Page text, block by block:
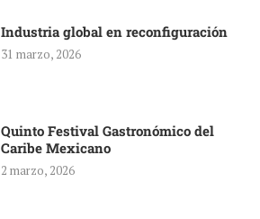
Industria global en reconfiguración
31 marzo, 2026
Quinto Festival Gastronómico del
Caribe Mexicano
2 marzo, 2026